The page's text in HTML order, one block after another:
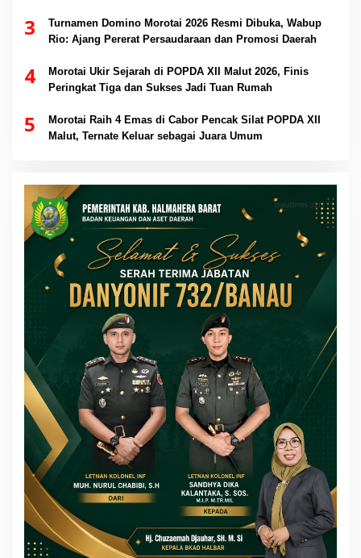
3
Turnamen Domino Morotai 2026 Resmi Dibuka, Wabup
Rio: Ajang Pererat Persaudaraan dan Promosi Daerah
4
Morotai Ukir Sejarah di POPDA XII Malut 2026, Finis
Peringkat Tiga dan Sukses Jadi Tuan Rumah
5
Morotai Raih 4 Emas di Cabor Pencak Silat POPDA XII
Malut, Ternate Keluar sebagai Juara Umum